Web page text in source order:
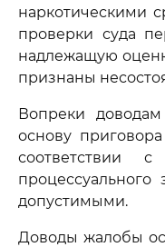
наркотическими
проверки суда
надлежащую
признаны
Вопреки
основу
соответствии
процессуального
допустимыми.
Доводы жалобы